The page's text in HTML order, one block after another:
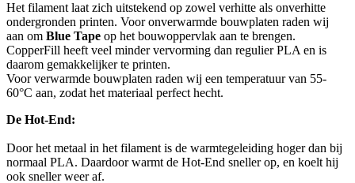
Het filament laat zich uitstekend op zowel verhitte als onverhitte
ondergronden printen. Voor onverwarmde bouwplaten raden wij
aan om Blue Tape op het bouwoppervlak aan te brengen.
CopperFill heeft veel minder vervorming dan regulier PLA en is
daarom gemakkelijker te printen.
Voor verwarmde bouwplaten raden wij een temperatuur van 55-
60°C aan, zodat het materiaal perfect hecht.
De Hot-End:
Door het metaal in het filament is de warmtegeleiding hoger dan bij
normaal PLA. Daardoor warmt de Hot-End sneller op, en koelt hij
ook sneller weer af.